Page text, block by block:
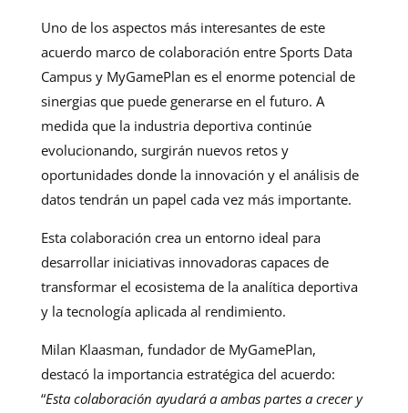
Uno de los aspectos más interesantes de este
acuerdo marco de colaboración entre Sports Data
Campus y MyGamePlan es el enorme potencial de
sinergias que puede generarse en el futuro. A
medida que la industria deportiva continúe
evolucionando, surgirán nuevos retos y
oportunidades donde la innovación y el análisis de
datos tendrán un papel cada vez más importante.
Esta colaboración crea un entorno ideal para
desarrollar iniciativas innovadoras capaces de
transformar el ecosistema de la analítica deportiva
y la tecnología aplicada al rendimiento.
Milan Klaasman, fundador de MyGamePlan,
destacó la importancia estratégica del acuerdo:
“Esta colaboración ayudará a ambas partes a crecer y